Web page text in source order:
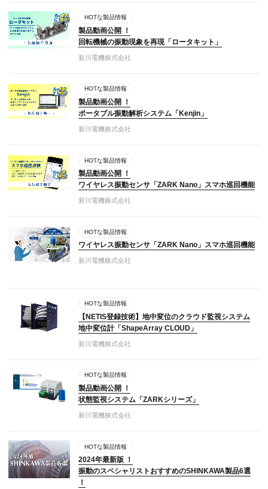
HOTな製品情報
製品動画公開 ！
回転機械の振動現象を再現「ロータキット」
新川電機株式会社
HOTな製品情報
製品動画公開 ！
ポータブル振動解析システム「Kenjin」
新川電機株式会社
HOTな製品情報
製品動画公開 ！
ワイヤレス振動センサ「ZARK Nano」スマホ巡回機能
新川電機株式会社
HOTな製品情報
ワイヤレス振動センサ「ZARK Nano」スマホ巡回機能
新川電機株式会社
HOTな製品情報
【NETIS登録技術】地中変位のクラウド監視システム
地中変位計「ShapeArray CLOUD」
新川電機株式会社
HOTな製品情報
製品動画公開 ！
状態監視システム「ZARKシリーズ」
新川電機株式会社
HOTな製品情報
2024年最新版 ！
振動のスペシャリストおすすめのSHINKAWA製品6選
！